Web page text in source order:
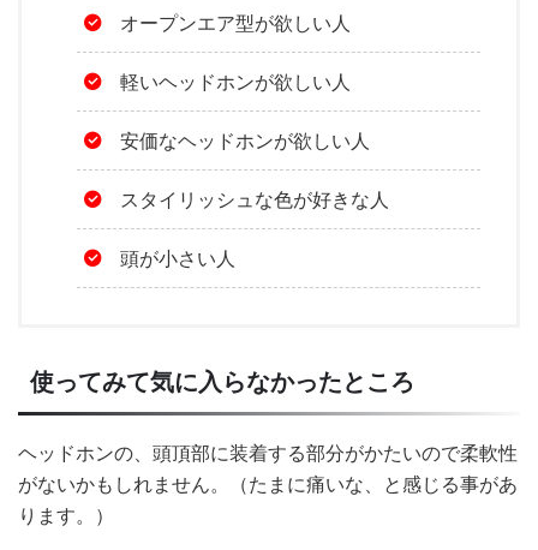
オープンエア型が欲しい人
軽いヘッドホンが欲しい人
安価なヘッドホンが欲しい人
スタイリッシュな色が好きな人
頭が小さい人
使ってみて気に入らなかったところ
ヘッドホンの、頭頂部に装着する部分がかたいので柔軟性
がないかもしれません。（たまに痛いな、と感じる事があ
ります。）